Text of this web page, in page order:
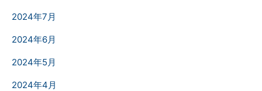
2024年7月
2024年6月
2024年5月
2024年4月